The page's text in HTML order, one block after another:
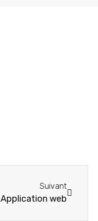
Suivant
Application web